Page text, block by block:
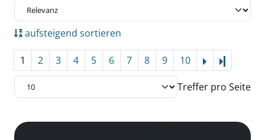
aufsteigend sortieren
1 2 3 4 5 6 7 8 9 10
Treffer pro Seite